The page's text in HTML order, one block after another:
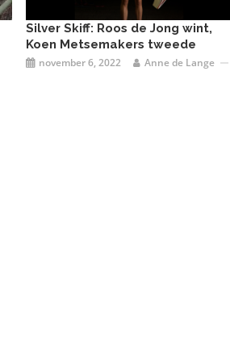
Silver Skiff: Roos de Jong wint,
Koen Metsemakers tweede
november 6, 2022 Anne de Lange